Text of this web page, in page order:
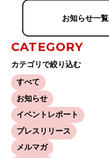
CATEGORY
カテゴリで絞り込む
すべて
お知らせ
イベントレポート
プレスリリース
メルマガ
お知らせ一